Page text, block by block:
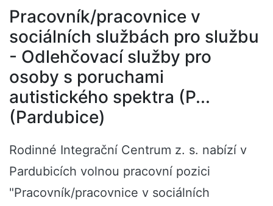
Pracovník/pracovnice v
sociálních službách pro službu
- Odlehčovací služby pro
osoby s poruchami
autistického spektra (P...
(Pardubice)
Rodinné Integrační Centrum z. s. nabízí v
Pardubicích volnou pracovní pozici
"Pracovník/pracovnice v sociálních